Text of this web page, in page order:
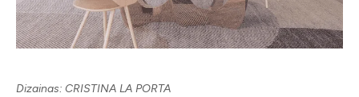
Dizainas: CRISTINA LA PORTA